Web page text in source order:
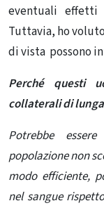
eventuali effetti
Tuttavia, ho
di vista possono
Perché questi
collaterali di
Potrebbe
popolazione non
modo efficiente,
nel sangue